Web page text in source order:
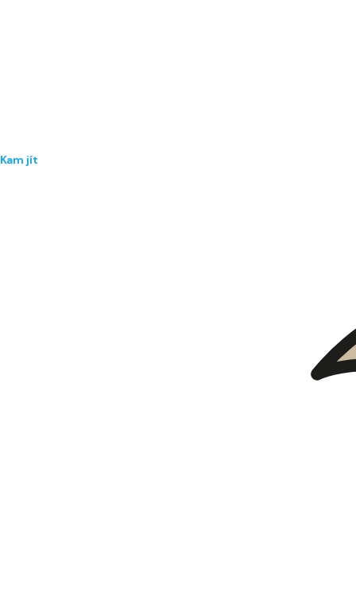
Kam jít